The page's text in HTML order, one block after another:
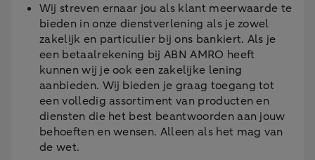
Wij streven ernaar jou als klant meerwaarde te
bieden in onze dienstverlening als je zowel
zakelijk en particulier bij ons bankiert. Als je
een betaalrekening bij ABN AMRO heeft
kunnen wij je ook een zakelijke lening
aanbieden. Wij bieden je graag toegang tot
een volledig assortiment van producten en
diensten die het best beantwoorden aan jouw
behoeften en wensen. Alleen als het mag van
de wet.